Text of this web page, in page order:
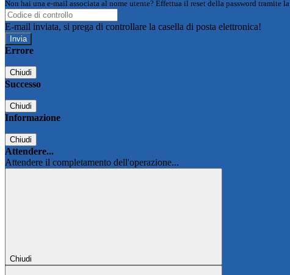
Non hai una e-mail associata al nome utente? Effettua il reset della password tramite la
E-mail inviata, si prega di controllare la casella di posta elettronica!
Errore
Chiudi
Successo
Chiudi
Informazione
Chiudi
Attendere...
Attendere il completamento dell'operazione...
Chiudi